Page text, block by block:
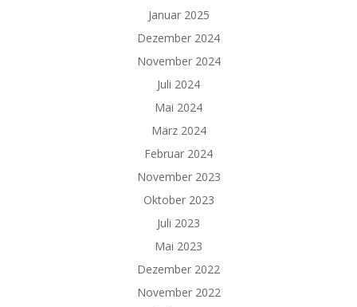
Januar 2025
Dezember 2024
November 2024
Juli 2024
Mai 2024
März 2024
Februar 2024
November 2023
Oktober 2023
Juli 2023
Mai 2023
Dezember 2022
November 2022